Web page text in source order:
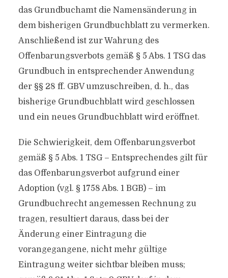
das Grundbuchamt die Namensänderung in
dem bisherigen Grundbuchblatt zu vermerken.
Anschließend ist zur Wahrung des
Offenbarungsverbots gemäß § 5 Abs. 1 TSG das
Grundbuch in entsprechender Anwendung
der §§ 28 ff. GBV umzuschreiben, d. h., das
bisherige Grundbuchblatt wird geschlossen
und ein neues Grundbuchblatt wird eröffnet.
Die Schwierigkeit, dem Offenbarungsverbot
gemäß § 5 Abs. 1 TSG – Entsprechendes gilt für
das Offenbarungsverbot aufgrund einer
Adoption (vgl. § 1758 Abs. 1 BGB) – im
Grundbuchrecht angemessen Rechnung zu
tragen, resultiert daraus, dass bei der
Änderung einer Eintragung die
vorangegangene, nicht mehr gültige
Eintragung weiter sichtbar bleiben muss;